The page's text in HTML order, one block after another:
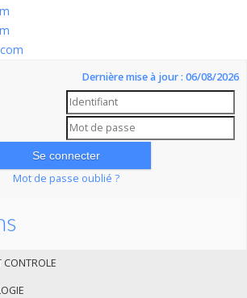
Dernière mise à jour : 06/08/2026
Mot de passe oublié ?
CONTROLE